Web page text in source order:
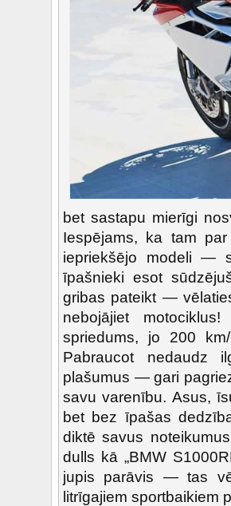
bet sastapu mierīgi
Iespējams, ka tam
iepriekšējo modeli —
īpašnieki esot
gribas pateikt —
nebojājiet
spriedums, jo 200
Pabraucot nedaudz
plašumus — gari
savu varenību. Asus,
bet bez īpašas
diktē savus
dulls kā „BMW
jupis parāvis — tas
litrīgajiem sportbaikiem